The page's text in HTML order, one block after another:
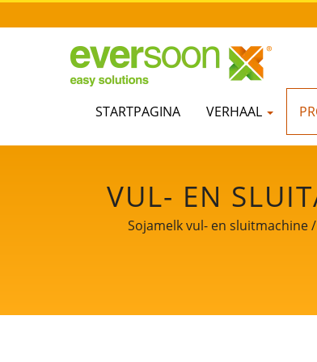
STARTPAGINA VERHAAL
VUL- EN
TOFU- EN
Sojamelk vul- en sluitmachine